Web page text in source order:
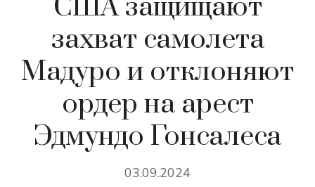
США защищают
захват самолета
Мадуро и отклоняют
ордер на арест
Эдмундо Гонсалеса
03.09.2024